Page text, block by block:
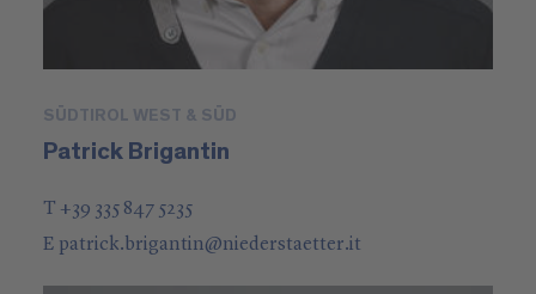
SÜDTIROL WEST & SÜD
Patrick Brigantin
T +39 335 847 5235
E patrick.brigantin@niederstaetter.it